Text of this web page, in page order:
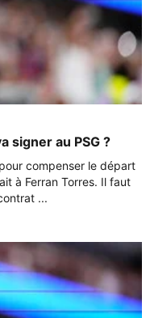
signer au PSG ?
compenser le départ
à Ferran Torres. Il faut
...